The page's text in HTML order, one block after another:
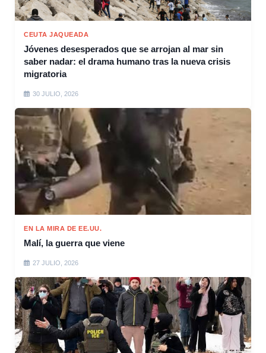
CEUTA JAQUEADA
Jóvenes desesperados que se arrojan al mar sin
saber nadar: el drama humano tras la nueva crisis
migratoria
30 JULIO, 2026
EN LA MIRA DE EE.UU.
Malí, la guerra que viene
27 JULIO, 2026